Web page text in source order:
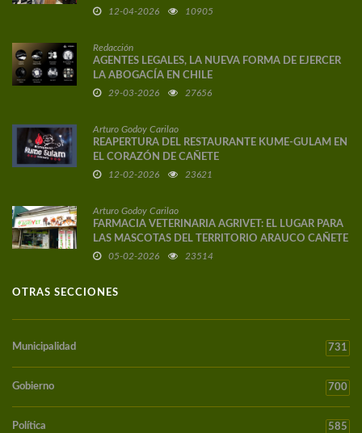
DE AUTOR
12-04-2026 10905
Redacción
AGENTES LEGALES, LA NUEVA FORMA DE EJERCER
LA ABOGACÍA EN CHILE
29-03-2026 27656
Arturo Godoy Carilao
REAPERTURA DEL RESTAURANTE KUME-GULAM EN
EL CORAZÓN DE CAÑETE
12-02-2026 23621
Arturo Godoy Carilao
FARMACIA VETERINARIA AGRIVET: EL LUGAR PARA
LAS MASCOTAS DEL TERRITORIO ARAUCO CAÑETE
05-02-2026 23514
OTRAS SECCIONES
Municipalidad 731
Gobierno 700
Política 585